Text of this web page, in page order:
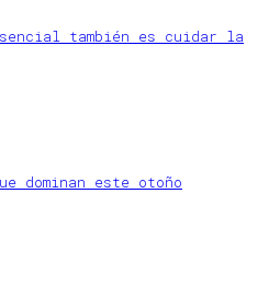
también es cuidar la
dominan este otoño